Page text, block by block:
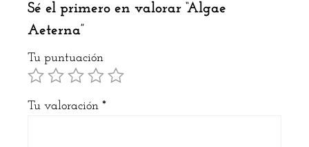
Sé el primero en valorar “Algae
Aeterna”
Tu puntuación
Tu valoración *